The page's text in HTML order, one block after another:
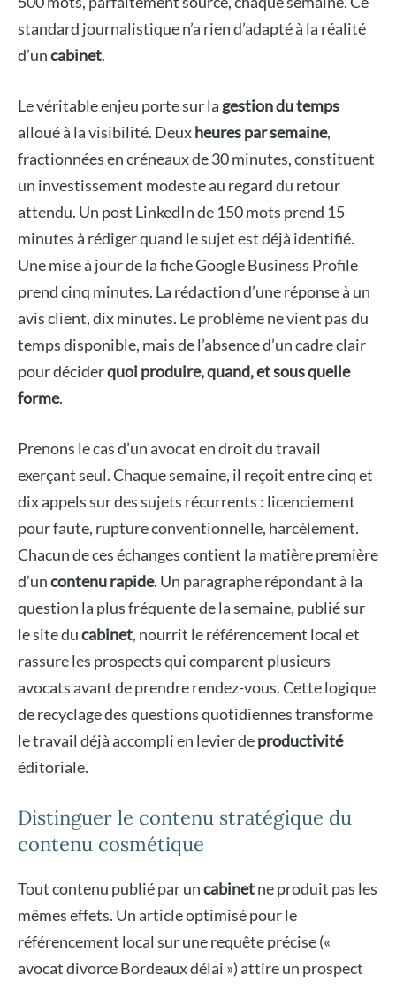
standard journalistique n’a rien d’adapté à la réalité
d’uncabinet.
Le véritable enjeu porte sur la gestion du temps
alloué à la visibilité. Deuxheures par semaine,
fractionnées en créneaux de 30 minutes, constituent
un investissement modeste au regard du retour
attendu. Un post LinkedIn de 150 mots prend 15
minutes à rédiger quand le sujet est déjà identifié.
Une mise à jour de la fiche Google Business Profile
prend cinq minutes. La rédaction d’une réponse à un
avis client, dix minutes. Le problème ne vient pas du
temps disponible, mais de l’absence d’un cadre clair
pour déciderquoi produire, quand, et sous quelle
forme.
Prenons le cas d’un avocat en droit du travail
exerçant seul. Chaque semaine, il reçoit entre cinq et
dix appels sur des sujets récurrents : licenciement
pour faute, rupture conventionnelle, harcèlement.
Chacun de ces échanges contient la matière première
d’uncontenu rapide. Un paragraphe répondant à la
question la plus fréquente de la semaine, publié sur
le site ducabinet, nourrit le référencement local et
rassure les prospects qui comparent plusieurs
avocats avant de prendre rendez-vous. Cette logique
de recyclage des questions quotidiennes transforme
le travail déjà accompli en levier deproductivité
éditoriale.
Distinguer le contenu stratégique du
contenu cosmétique
Tout contenu publié par uncabinetne produit pas les
mêmes effets. Un article optimisé pour le
référencement local sur une requête précise («
avocat divorce Bordeaux délai ») attire un prospect